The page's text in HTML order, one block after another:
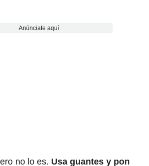
Anúnciate aquí
no lo es. Usa guantes y pon